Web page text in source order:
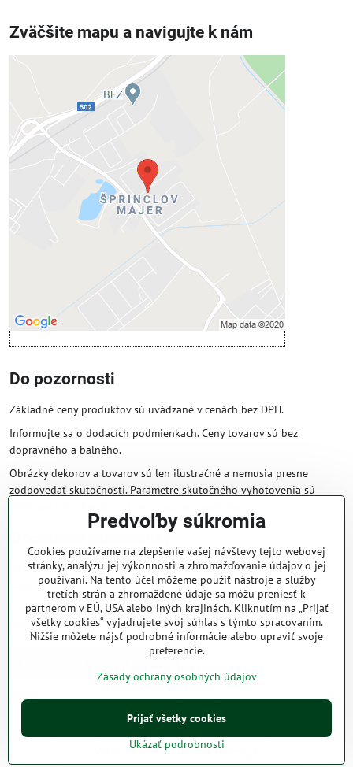
Zväčšite mapu a navigujte k nám
Externý obsah je blokovaný
Prajete si načítať externý obsah?
Povoliť tentokrát
Povoliť a zapamätať - súhlas s druhom
cookie: Funkčné
Otvoriť obsah v novom okne
Do pozornosti
Základné ceny produktov sú uvádzané v cenách bez DPH.
Informujte sa o dodacích podmienkach. Ceny tovarov sú bez
dopravného a balného.
Obrázky dekorov a tovarov sú len ilustračné a nemusia presne
zodpovedať skutočnosti. Parametre skutočného vyhotovenia sú
Obchodné podmienky
Naše obchodné podmienky zaručujú bezproblémové spracovanie
Vašej zakázky online.
V prípade, že máte s nami už dojednané obchodné podmienky, ceny a
zľavy z minulosti, platia tie, ktoré sú pre Vás výhodnejšie.
©2026Copyright
Predvoľby súkromiaZásady ochrany osobných údajov
Vytvorené pomocou:BiznisWeb.sk
Predvoľby súkromia
Cookies používame na zlepšenie vašej návštevy tejto webovej
stránky, analýzu jej výkonnosti a zhromažďovanie údajov o jej
používaní. Na tento účel môžeme použiť nástroje a služby
tretích strán a zhromaždené údaje sa môžu preniesť k
partnerom v EÚ, USA alebo iných krajinách. Kliknutím na „Prijať
všetky cookies“ vyjadrujete svoj súhlas s týmto spracovaním.
Nižšie môžete nájsť podrobné informácie alebo upraviť svoje
preferencie.
Zásady ochrany osobných údajov
Ukázať podrobnosti
Prijať všetky cookies